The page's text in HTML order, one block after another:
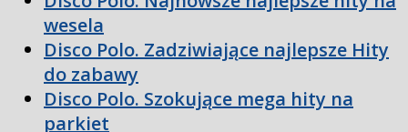
wesela
Disco Polo. Zadziwiające najlepsze Hity
do zabawy
Disco Polo. Szokujące mega hity na
parkiet